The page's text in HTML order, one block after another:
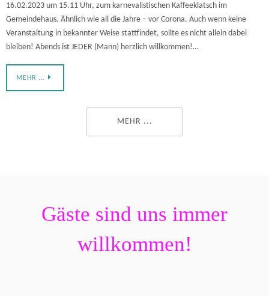
16.02.2023 um 15.11 Uhr, zum karnevalistischen Kaffeeklatsch im
Gemeindehaus. Ähnlich wie all die Jahre – vor Corona. Auch wenn keine
Veranstaltung in bekannter Weise stattfindet, sollte es nicht allein dabei
bleiben! Abends ist JEDER (Mann) herzlich willkommen!…
MEHR …
MEHR ...
Gäste sind uns immer
willkommen!